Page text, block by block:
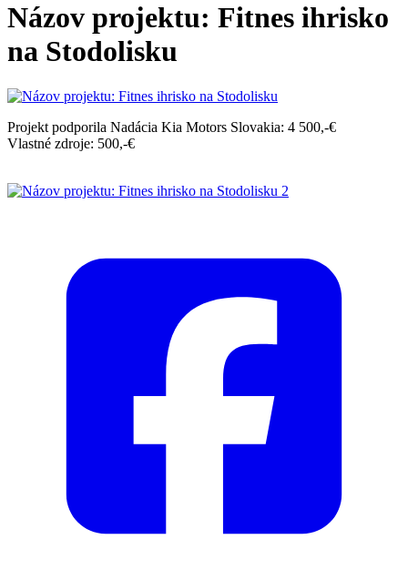
Názov projektu: Fitnes ihrisko
na Stodolisku
Projekt podporila Nadácia Kia Motors Slovakia: 4 500,-€
Vlastné zdroje: 500,-€